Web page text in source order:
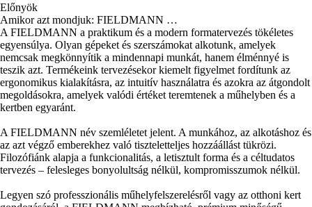
Előnyök
Amikor azt mondjuk: FIELDMANN …
A FIELDMANN a praktikum és a modern formatervezés tökéletes
egyensúlya. Olyan gépeket és szerszámokat alkotunk, amelyek
nemcsak megkönnyítik a mindennapi munkát, hanem élménnyé is
teszik azt. Termékeink tervezésekor kiemelt figyelmet fordítunk az
ergonomikus kialakításra, az intuitív használatra és azokra az átgondolt
megoldásokra, amelyek valódi értéket teremtenek a műhelyben és a
kertben egyaránt.
A FIELDMANN név szemléletet jelent. A munkához, az alkotáshoz és
az azt végző emberekhez való tiszteletteljes hozzáállást tükrözi.
Filozófiánk alapja a funkcionalitás, a letisztult forma és a céltudatos
tervezés – felesleges bonyolultság nélkül, kompromisszumok nélkül.
Legyen szó professzionális műhelyfelszerelésről vagy az otthoni kert